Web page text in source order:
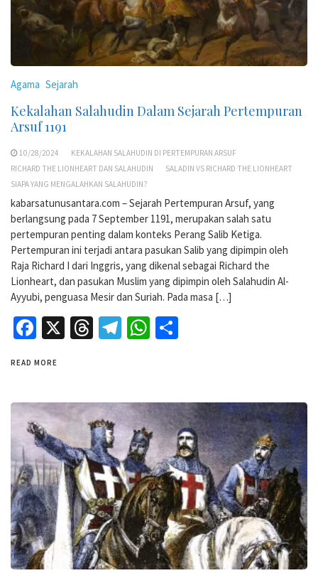
Agama Sejarah
Kekalahan Salahudin Dalam Sejarah Pertempuran
Arsuf 1191
10/28/2024
KEKALAHAN SALAHUDIN DI PERTEMPURAN ARSUF
RICHARD THE LIONHEART DAN SALAHUDIN
SALADIN VS RICHARD THE LIONHEART
SIAPA YANG MENGALAHKAN SALAHUDIN?
kabarsatunusantara.com – Sejarah Pertempuran Arsuf, yang
berlangsung pada 7 September 1191, merupakan salah satu
pertempuran penting dalam konteks Perang Salib Ketiga.
Pertempuran ini terjadi antara pasukan Salib yang dipimpin oleh
Raja Richard I dari Inggris, yang dikenal sebagai Richard the
Lionheart, dan pasukan Muslim yang dipimpin oleh Salahudin Al-
Ayyubi, penguasa Mesir dan Suriah. Pada masa […]
Facebook
X Threads
Telegram
WhatsApp
READ MORE